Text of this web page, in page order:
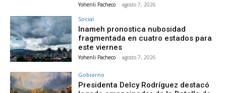
Yohenli Pacheco - agosto 7, 2026
Social
Inameh pronostica nubosidad
fragmentada en cuatro estados para
este viernes
Yohenli Pacheco - agosto 7, 2026
Gobierno
Presidenta Delcy Rodríguez destacó